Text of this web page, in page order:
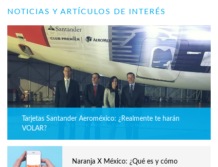
NOTICIAS Y ARTÍCULOS DE INTERÉS
Tarjetas Santander Aeroméxico: ¿Realmente te harán
VOLAR?
Naranja X México: ¿Qué es y cómo